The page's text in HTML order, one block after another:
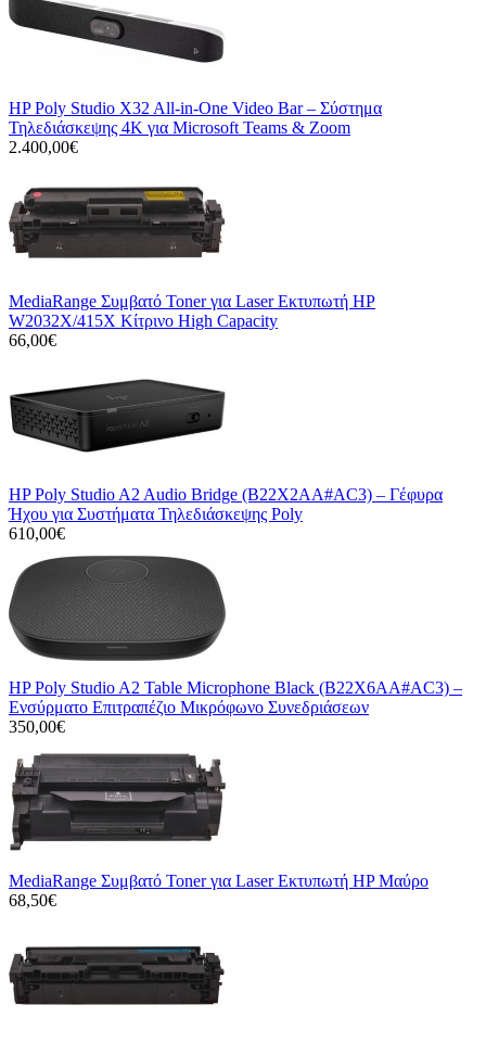
HP Poly Studio X32 All-in-One Video Bar – Σύστημα
Τηλεδιάσκεψης 4K για Microsoft Teams & Zoom
2.400,00€
MediaRange Συμβατό Toner για Laser Εκτυπωτή HP
W2032X/415X Κίτρινο High Capacity
66,00€
HP Poly Studio A2 Audio Bridge (B22X2AA#AC3) – Γέφυρα
Ήχου για Συστήματα Τηλεδιάσκεψης Poly
610,00€
HP Poly Studio A2 Table Microphone Black (B22X6AA#AC3) –
Ενσύρματο Επιτραπέζιο Μικρόφωνο Συνεδριάσεων
350,00€
MediaRange Συμβατό Toner για Laser Εκτυπωτή HP Μαύρο
68,50€